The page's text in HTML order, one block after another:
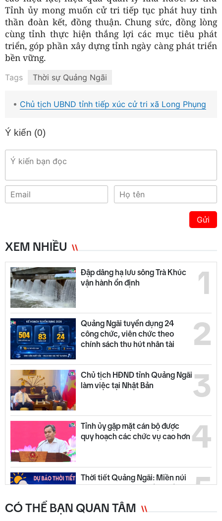
Tỉnh ủy mong muốn cử tri tiếp tục phát huy tinh
thần đoàn kết, đồng thuận. Chung sức, đồng lòng
cùng tỉnh thực hiện thắng lợi các mục tiêu phát
triển, góp phần xây dựng tỉnh ngày càng phát triển
bền vững.
Tags Thời sự Quảng Ngãi
Chủ tịch UBND tỉnh tiếp xúc cử tri xã Long Phụng
Ý kiến (0)
Gửi
XEM NHIỀU
1
Đập dâng hạ lưu sông Trà Khúc
vận hành ổn định
2
Quảng Ngãi tuyển dụng 24
công chức, viên chức theo
chính sách thu hút nhân tài
3
Chủ tịch HĐND tỉnh Quảng Ngãi
làm việc tại Nhật Bản
4
Tỉnh ủy gặp mặt cán bộ được
quy hoạch các chức vụ cao hơn
5
Thời tiết Quảng Ngãi: Miền núi
có mưa dông, đồng bằng nắng
CÓ THỂ BẠN QUAN TÂM